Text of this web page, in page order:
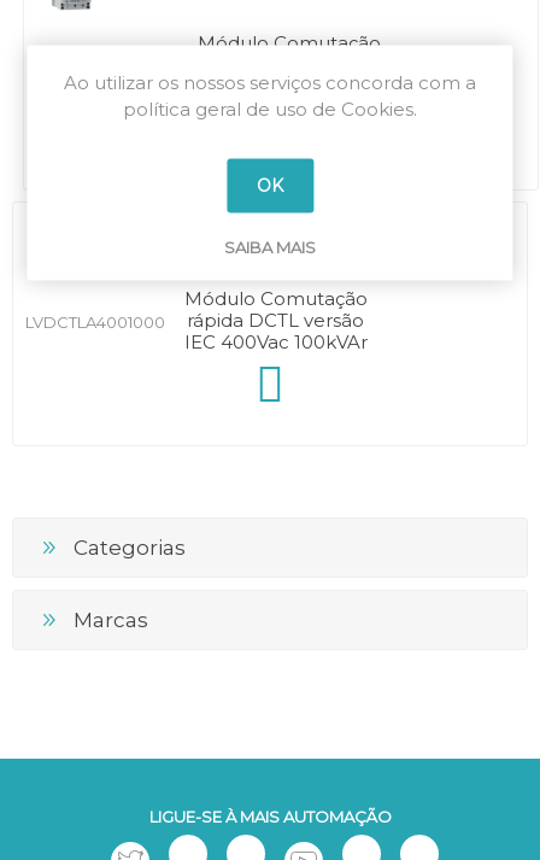
Módulo Comutação
IEC 400Vac 50kVAr
LVDCTLA4001000
Módulo Comutação
rápida DCTL versão
IEC 400Vac 100kVAr
Categorias
Marcas
LIGUE-SE À MAIS AUTOMAÇÃO
Ao utilizar os nossos serviços concorda com a
política geral de uso de Cookies.
OK
SAIBA MAIS